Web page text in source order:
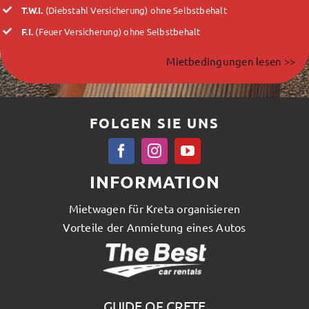
T.W.I. (Diebstahl Versicherung) ohne Selbstbehalt
F.I. (Feuer Versicherung) ohne Selbstbehalt
Mietbedingungen lesen >>
FOLGEN SIE UNS
INFORMATION
Mietwagen für Kreta organisieren
Vorteile der Anmietung eines Autos